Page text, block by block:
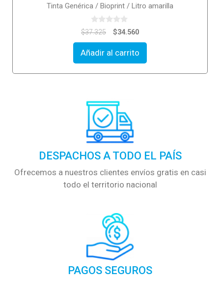
Tinta Genérica / Bioprint / Litro amarilla
0
o
u
t
o
f
$37.325 $34.560
Añadir al carrito
DESPACHOS A TODO EL PAÍS
Ofrecemos a nuestros clientes envíos gratis en casi
todo el territorio nacional
PAGOS SEGUROS